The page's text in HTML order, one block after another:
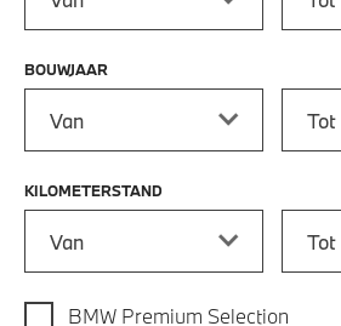
BOUWJAAR
KILOMETERSTAND
BMW Premium Selection